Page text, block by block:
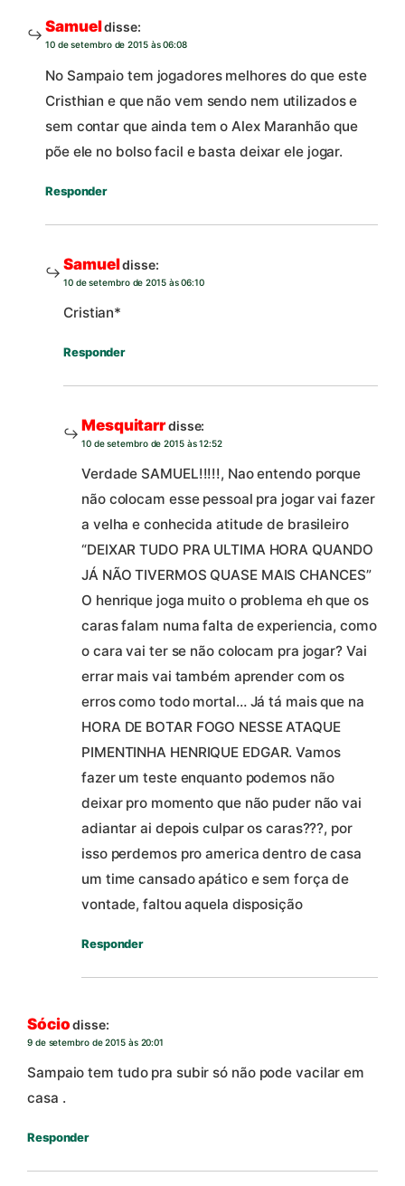
Samueldisse:
10 de setembro de 2015 às 06:08
No Sampaio tem jogadores melhores do que este
Cristhian e que não vem sendo nem utilizados e
sem contar que ainda tem o Alex Maranhão que
põe ele no bolso facil e basta deixar ele jogar.
Responder
Samueldisse:
10 de setembro de 2015 às 06:10
Cristian*
Responder
Mesquitarrdisse:
10 de setembro de 2015 às 12:52
Verdade SAMUEL!!!!!, Nao entendo porque
não colocam esse pessoal pra jogar vai fazer
a velha e conhecida atitude de brasileiro
“DEIXAR TUDO PRA ULTIMA HORA QUANDO
JÁ NÃO TIVERMOS QUASE MAIS CHANCES”
O henrique joga muito o problema eh que os
caras falam numa falta de experiencia, como
o cara vai ter se não colocam pra jogar? Vai
errar mais vai também aprender com os
erros como todo mortal… Já tá mais que na
HORA DE BOTAR FOGO NESSE ATAQUE
PIMENTINHA HENRIQUE EDGAR. Vamos
fazer um teste enquanto podemos não
deixar pro momento que não puder não vai
adiantar ai depois culpar os caras???, por
isso perdemos pro america dentro de casa
um time cansado apático e sem força de
vontade, faltou aquela disposição
Responder
Sócio disse:
9 de setembro de 2015 às 20:01
Sampaio tem tudo pra subir só não pode vacilar em
casa .
Responder